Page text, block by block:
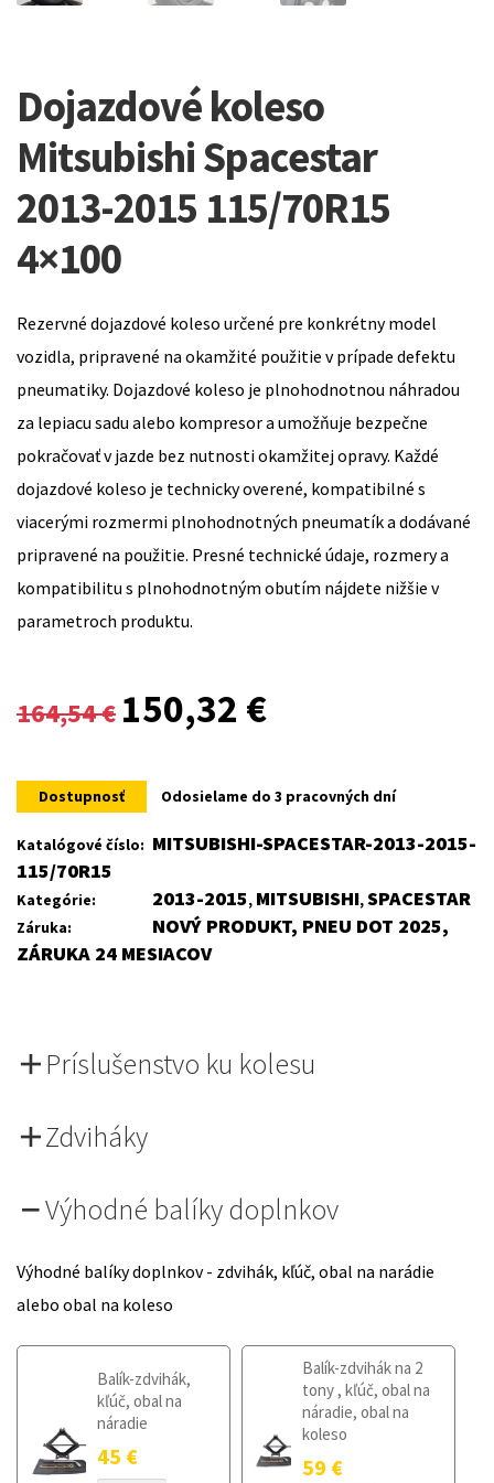
Dojazdové koleso
Mitsubishi Spacestar
2013-2015 115/70R15
4×100
Rezervné dojazdové koleso určené pre konkrétny model
vozidla, pripravené na okamžité použitie v prípade defektu
pneumatiky. Dojazdové koleso je plnohodnotnou náhradou
za lepiacu sadu alebo kompresor a umožňuje bezpečne
pokračovať v jazde bez nutnosti okamžitej opravy. Každé
dojazdové koleso je technicky overené, kompatibilné s
viacerými rozmermi plnohodnotných pneumatík a dodávané
pripravené na použitie. Presné technické údaje, rozmery a
kompatibilitu s plnohodnotným obutím nájdete nižšie v
parametroch produktu.
164,54€
Original
was:
164,54 €.
150,32 €
is:
150,32 €.
Dostupnosť Odosielame do 3 pracovných dní
Katalógové číslo: MITSUBISHI-SPACESTAR-2013-2015-
115/70R15
Kategórie: 2013-2015, MITSUBISHI,SPACESTAR
Záruka:
NOVÝ PRODUKT, PNEU DOT 2025,
ZÁRUKA 24 MESIACOV
Príslušenstvo ku kolesu
Zdviháky
Výhodné balíky doplnkov
Výhodné balíky doplnkov - zdvihák, kľúč, obal na narádie
alebo obal na koleso
Balík-zdvihák,
kľúč, obal na
náradie
45 €
Balík-zdvihák na 2
tony , kľúč, obal na
náradie, obal na
koleso
59 €